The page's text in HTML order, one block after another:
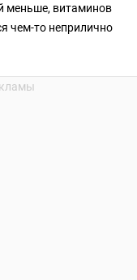
меньше, витаминов
чем-то неприлично